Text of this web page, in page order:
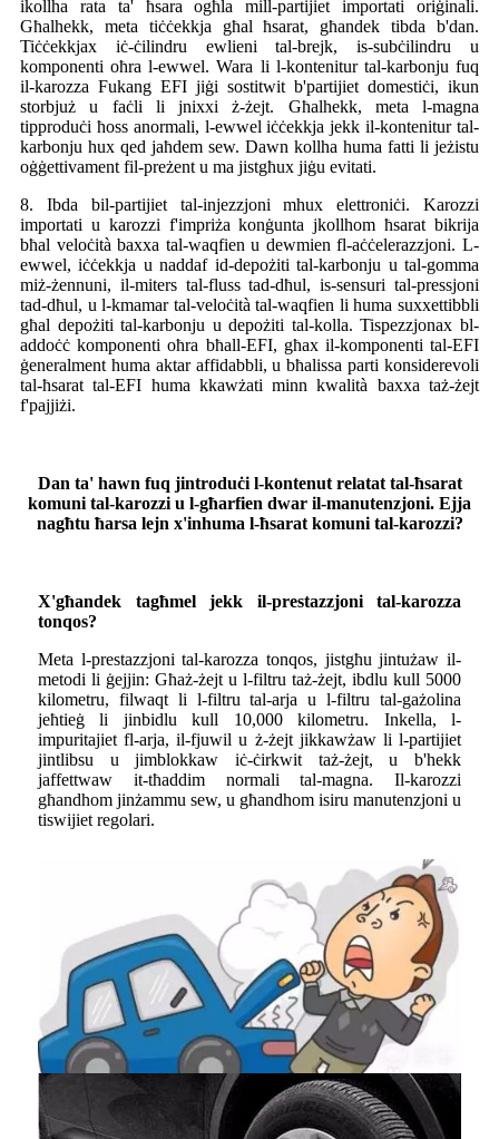
ikollha rata ta' ħsara ogħla mill-partijiet importati oriġinali.
Għalhekk, meta tiċċekkja għal ħsarat, għandek tibda b'dan.
Tiċċekkjax iċ-ċilindru ewlieni tal-brejk, is-subċilindru u
komponenti oħra l-ewwel. Wara li l-kontenitur tal-karbonju fuq
il-karozza Fukang EFI jiġi sostitwit b'partijiet domestiċi, ikun
storbjuż u faċli li jnixxi ż-żejt. Għalhekk, meta l-magna
tipproduċi ħoss anormali, l-ewwel iċċekkja jekk il-kontenitur tal-
karbonju hux qed jaħdem sew. Dawn kollha huma fatti li jeżistu
oġġettivament fil-preżent u ma jistgħux jiġu evitati.
8. Ibda bil-partijiet tal-injezzjoni mhux elettroniċi. Karozzi
importati u karozzi f'impriża konġunta jkollhom ħsarat bikrija
bħal veloċità baxxa tal-waqfien u dewmien fl-aċċelerazzjoni. L-
ewwel, iċċekkja u naddaf id-depożiti tal-karbonju u tal-gomma
miż-żennuni, il-miters tal-fluss tad-dħul, is-sensuri tal-pressjoni
tad-dħul, u l-kmamar tal-veloċità tal-waqfien li huma suxxettibbli
għal depożiti tal-karbonju u depożiti tal-kolla. Tispezzjonax bl-
addoċċ komponenti oħra bħall-EFI, għax il-komponenti tal-EFI
ġeneralment huma aktar affidabbli, u bħalissa parti konsiderevoli
tal-ħsarat tal-EFI huma kkawżati minn kwalità baxxa taż-żejt
f'pajjiżi.
Dan ta' hawn fuq jintroduċi l-kontenut relatat tal-ħsarat
komuni tal-karozzi u l-għarfien dwar il-manutenzjoni. Ejja
nagħtu ħarsa lejn x'inhuma l-ħsarat komuni tal-karozzi?
X'għandek tagħmel jekk il-prestazzjoni tal-karozza
tonqos?
Meta l-prestazzjoni tal-karozza tonqos, jistgħu jintużaw il-
metodi li ġejjin: Għaż-żejt u l-filtru taż-żejt, ibdlu kull 5000
kilometru, filwaqt li l-filtru tal-arja u l-filtru tal-gażolina
jeħtieġ li jinbidlu kull 10,000 kilometru. Inkella, l-
impuritajiet fl-arja, il-fjuwil u ż-żejt jikkawżaw li l-partijiet
jintlibsu u jimblokkaw iċ-ċirkwit taż-żejt, u b'hekk
jaffettwaw it-tħaddim normali tal-magna. Il-karozzi
għandhom jinżammu sew, u għandhom isiru manutenzjoni u
tiswijiet regolari.